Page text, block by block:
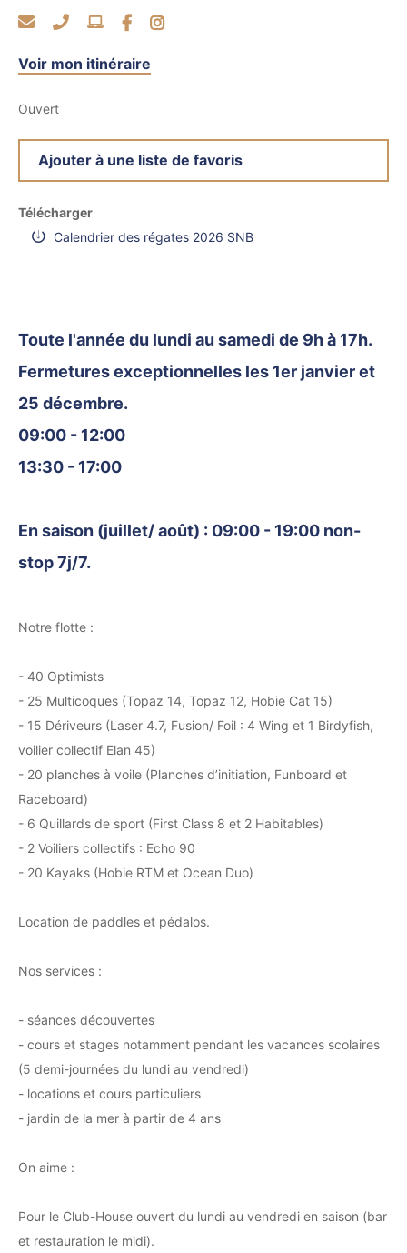
Voir mon itinéraire
Ouvert
Ajouter à une liste de favoris
Télécharger
Calendrier des régates 2026 SNB
Toute l'année du lundi au samedi de 9h à 17h.
Fermetures exceptionnelles les 1er janvier et
25 décembre.
09:00 - 12:00
13:30 - 17:00
En saison (juillet/ août) : 09:00 - 19:00 non-
stop 7j/7.
Notre flotte :
- 40 Optimists
- 25 Multicoques (Topaz 14, Topaz 12, Hobie Cat 15)
- 15 Dériveurs (Laser 4.7, Fusion/ Foil : 4 Wing et 1 Birdyfish,
voilier collectif Elan 45)
- 20 planches à voile (Planches d’initiation, Funboard et
Raceboard)
- 6 Quillards de sport (First Class 8 et 2 Habitables)
- 2 Voiliers collectifs : Echo 90
- 20 Kayaks (Hobie RTM et Ocean Duo)
Location de paddles et pédalos.
Nos services :
- séances découvertes
- cours et stages notamment pendant les vacances scolaires
(5 demi-journées du lundi au vendredi)
- locations et cours particuliers
- jardin de la mer à partir de 4 ans
On aime :
Pour le Club-House ouvert du lundi au vendredi en saison (bar
et restauration le midi).